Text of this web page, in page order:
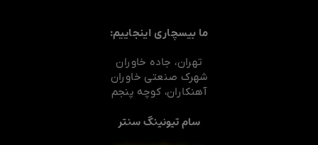
ما بیسچاری اینجاییم:
تهران، جاده خاوران
شهرک صنعتی خاوران
آهنکاران، کوچه پنجم
سام تیونینگ سنتر